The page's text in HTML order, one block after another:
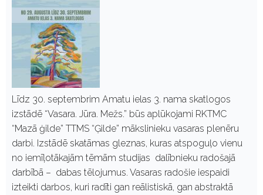
Līdz 30. septembrim Amatu ielas 3. nama skatlogos
izstādē “Vasara. Jūra. Mežs.” būs aplūkojami RKTMC
“Mazā ģilde” TTMS “Ģilde” mākslinieku vasaras plenēru
darbi. Izstādē skatāmas gleznas, kuras atspoguļo vienu
no iemīļotākajām tēmām studijas dalībnieku radošajā
darbībā – dabas tēlojumus. Vasaras radošie iespaidi
izteikti darbos, kuri radīti gan reālistiskā, gan abstraktā